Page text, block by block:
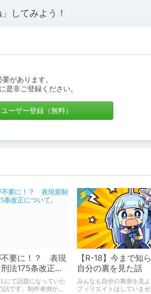
してみよう！
があります。
是非ご登録ください。
ユーザー登録（無料）
不要に！？ 表現
法175条改正に
にて話題になっていた
話です。制作者側から
【R-18】今まで知
自分の裏を見た話
みんなも自分の裏側を見
フィリエイトはしていま